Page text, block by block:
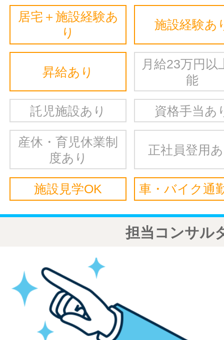
居宅＋施設経験あ
り
施設経験あ
昇給あり
月給23万円以
能
託児施設あり 資格手当あ
産休・育児休業制
度あり
正社員登用
施設見学OK 車・バイク通
担当コンサル